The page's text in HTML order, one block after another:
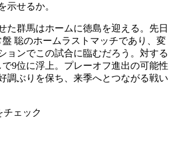
示せるか。
た群馬はホームに徳島を迎える。先日
聡のホームラストマッチであり、変
ョンでこの試合に臨むだろう。対する
9位に浮上。プレーオフ進出の可能性
調ぶりを保ち、来季へとつながる戦い
チェック